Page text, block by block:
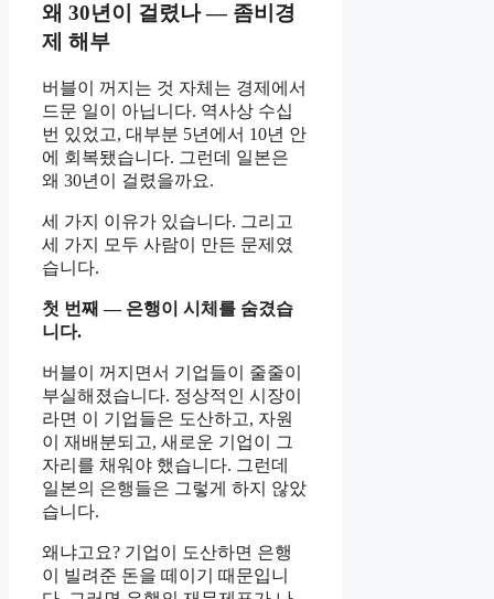
왜 30년이 걸렸나 — 좀비경
제 해부
버블이 꺼지는 것 자체는 경제에서
드문 일이 아닙니다. 역사상 수십
번 있었고, 대부분 5년에서 10년 안
에 회복됐습니다. 그런데 일본은
왜 30년이 걸렸을까요.
세 가지 이유가 있습니다. 그리고
세 가지 모두 사람이 만든 문제였
습니다.
첫 번째 — 은행이 시체를 숨겼습
니다.
버블이 꺼지면서 기업들이 줄줄이
부실해졌습니다. 정상적인 시장이
라면 이 기업들은 도산하고, 자원
이 재배분되고, 새로운 기업이 그
자리를 채워야 했습니다. 그런데
일본의 은행들은 그렇게 하지 않았
습니다.
왜냐고요? 기업이 도산하면 은행
이 빌려준 돈을 떼이기 때문입니